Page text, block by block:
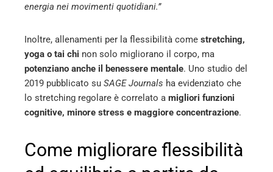
energia nei movimenti quotidiani.”
Inoltre, allenamenti per la flessibilità come stretching,
yoga o tai chi non solo migliorano il corpo, ma
potenziano anche il benessere mentale. Uno studio del
2019 pubblicato su SAGE Journals ha evidenziato che
lo stretching regolare è correlato a migliori funzioni
cognitive, minore stress e maggiore concentrazione.
Come migliorare flessibilità